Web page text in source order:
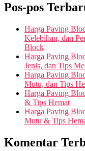
Pos-pos
Harga Paving
Kelebihan, dan
Block
Harga Paving
Jenis, dan Tips
Harga Paving
Mutu, dan Tips
Harga Paving
& Tips Hemat
Harga Paving
Mutu & Tips
Komentar